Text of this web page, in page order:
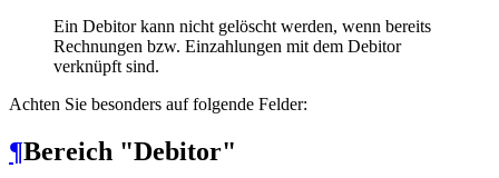
Ein Debitor kann nicht gelöscht werden, wenn bereits
Rechnungen bzw. Einzahlungen mit dem Debitor
verknüpft sind.
Achten Sie besonders auf folgende Felder:
¶Bereich "Debitor"